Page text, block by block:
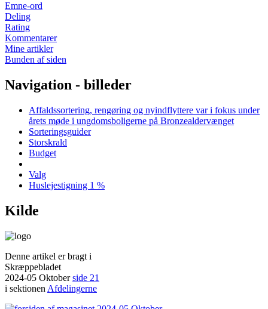
Emne-ord
Deling
Rating
Kommentarer
Mine artikler
Bunden af siden
Navigation - billeder
Affaldssortering, rengøring og nyindflyttere var i fokus under
årets møde i ungdomsboligerne på Bronzealdervænget
Sorteringsguider
Storskrald
Budget
Valg
Huslejestigning 1 %
Kilde
Denne artikel er bragt i
Skræppebladet
2024-05 Oktoberside 21
i sektionen Afdelingerne